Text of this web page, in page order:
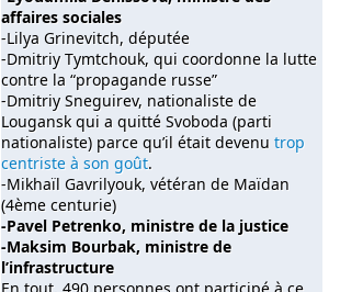
affaires sociales
-Lilya Grinevitch, députée
-Dmitriy Tymtchouk, qui coordonne la lutte
contre la “propagande russe”
-Dmitriy Sneguirev, nationaliste de
Lougansk qui a quitté Svoboda (parti
nationaliste) parce qu’il était devenu trop
centriste à son goût.
-Mikhaïl Gavrilyouk, vétéran de Maïdan
(4ème centurie)
-Pavel Petrenko, ministre de la justice
-Maksim Bourbak, ministre de
l’infrastructure